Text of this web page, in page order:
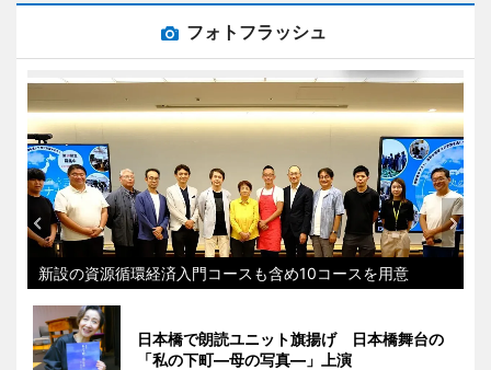
フォトフラッシュ
新設の資源循環経済入門コースも含め10コースを用意
日本橋で朗読ユニット旗揚げ 日本橋舞台の
「私の下町―母の写真―」上演